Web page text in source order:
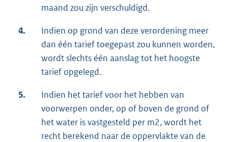
maand zou zijn verschuldigd.
4.
Indien op grond van deze verordening meer
dan één tarief toegepast zou kunnen worden,
wordt slechts één aanslag tot het hoogste
tarief opgelegd.
5.
Indien het tarief voor het hebben van
voorwerpen onder, op of boven de grond of
het water is vastgesteld per m2, wordt het
recht berekend naar de oppervlakte van de